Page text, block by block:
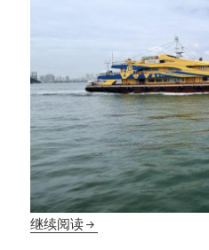
继续阅读总是要去一趟鼓浪屿呀